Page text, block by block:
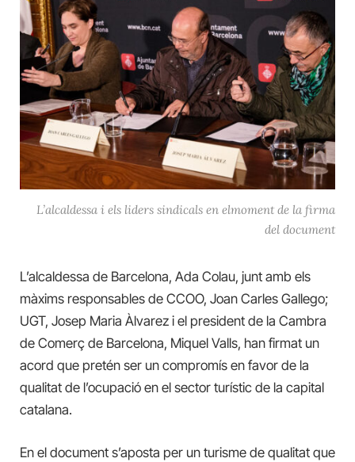
L’alcaldessa i els liders sindicals en elmoment de la firma
del document
L’alcaldessa de Barcelona, Ada Colau, junt amb els
màxims responsables de CCOO, Joan Carles Gallego;
UGT, Josep Maria Àlvarez i el president de la Cambra
de Comerç de Barcelona, Miquel Valls, han firmat un
acord que pretén ser un compromís en favor de la
qualitat de l’ocupació en el sector turístic de la capital
catalana.
En el document s’aposta per un turisme de qualitat que